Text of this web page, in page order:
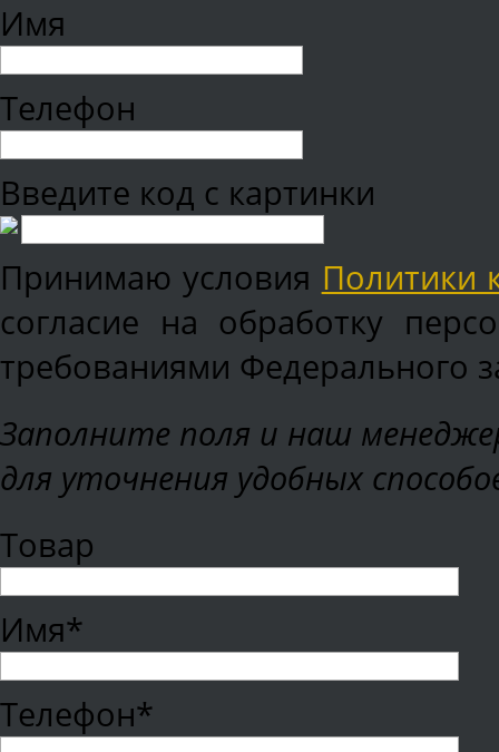
Имя
Телефон
Введите код с картинки
Принимаю условия Политики
согласие на обработку
требованиями Федерального
Заполните поля и наш
для уточнения удобных
Товар
Имя*
Телефон*